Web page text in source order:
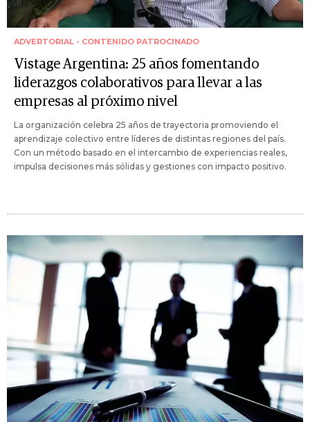
ADVERTORIAL - CONTENIDO PATROCINADO
Vistage Argentina: 25 años fomentando
liderazgos colaborativos para llevar a las
empresas al próximo nivel
La organización celebra 25 años de trayectoria promoviendo el
aprendizaje colectivo entre líderes de distintas regiones del país.
Con un método basado en el intercambio de experiencias reales,
impulsa decisiones más sólidas y gestiones con impacto positivo.